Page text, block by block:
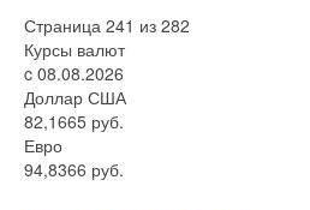
Страница 241 из 282
Курсы валют
c 08.08.2026
Доллар США
82,1665 руб.
Евро
94,8366 руб.